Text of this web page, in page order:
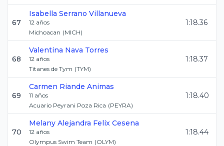
67
Isabella Serrano Villanueva
12 años
Michoacan (MICH)
1:18.36
68
Valentina Nava Torres
12 años
Titanes de Tym (TYM)
1:18.37
69
Carmen Riande Animas
11 años
Acuario Peyrani Poza Rica (PEYRA)
1:18.40
70
Melany Alejandra Felix Cesena
12 años
Olympus Swim Team (OLYM)
1:18.44